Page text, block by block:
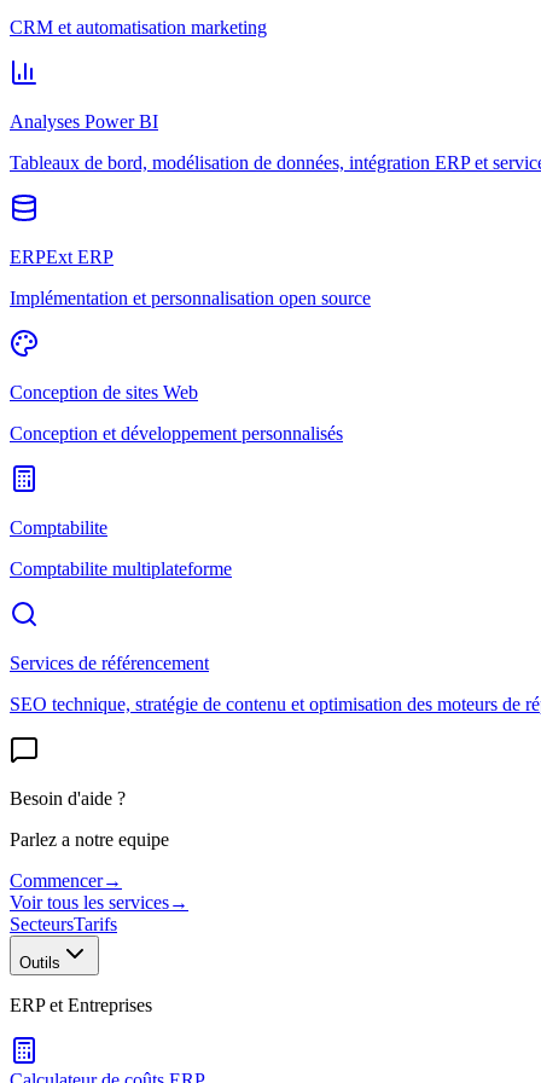
CRM et automatisation marketing
Analyses Power BI
Tableaux de bord, modélisation de données, intégration ERP et
ERPExt ERP
Implémentation et personnalisation open source
Conception de sites Web
Conception et développement personnalisés
Comptabilite
Comptabilite multiplateforme
Services de référencement
SEO technique, stratégie de contenu et optimisation des moteurs de
Besoin d'aide ?
Parlez a notre equipe
Commencer→
Voir tous les services→
SecteursTarifs
Outils
ERP et Entreprises